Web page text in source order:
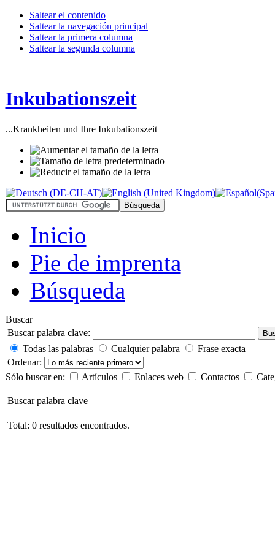
Saltear el contenido
Saltear la navegación principal
Saltear la primera columna
Saltear la segunda columna
Inkubationszeit
...Krankheiten und Ihre Inkubationszeit
Inicio
Pie de imprenta
Búsqueda
Buscar
Buscar palabra clave:
Todas las palabras Cualquier palabra
Frase exacta
Ordenar:
Sólo buscar en:
Artículos Enlaces web Contactos
Buscar palabra clave
Total: 0 resultados encontrados.